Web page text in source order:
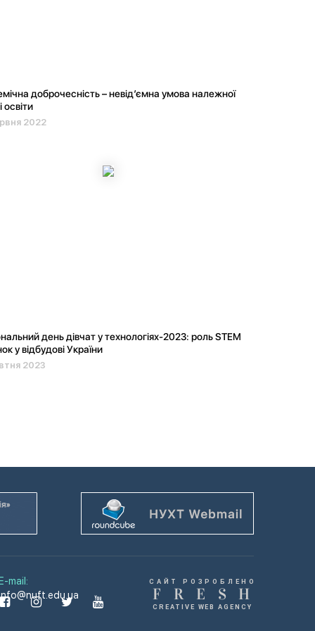
доброчесність – невід’ємна умова належної
освіти
2022
день дівчат у технологіях-2023: роль STEM
у відбудові України
2023
mail:
САЙТ РОЗРОБЛЕНО
F R E S H
CREATIVE WEB AGENCY